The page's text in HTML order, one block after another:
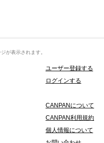
が表示されます。
ユーザー登録する
ログインする
CANPANについて
CANPAN利用規約
個人情報について